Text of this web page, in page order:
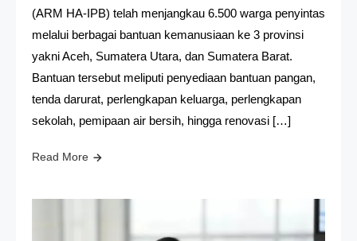
(ARM HA-IPB) telah menjangkau 6.500 warga penyintas
melalui berbagai bantuan kemanusiaan ke 3 provinsi
yakni Aceh, Sumatera Utara, dan Sumatera Barat.
Bantuan tersebut meliputi penyediaan bantuan pangan,
tenda darurat, perlengkapan keluarga, perlengkapan
sekolah, pemipaan air bersih, hingga renovasi […]
Read More